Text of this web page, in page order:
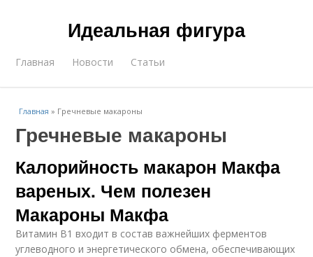
Идеальная фигура
Главная Новости Статьи
Главная » Гречневые макароны
Гречневые макароны
Калорийность макарон Макфа
вареных. Чем полезен
Макароны Макфа
Витамин В1 входит в состав важнейших ферментов
углеводного и энергетического обмена, обеспечивающих